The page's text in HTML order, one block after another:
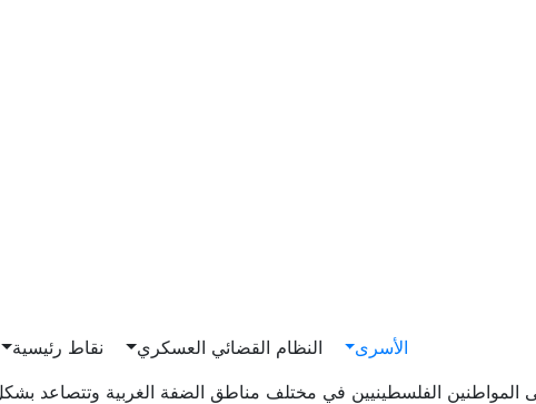
Main navigation
الأسرى النظام القضائي العسكري نقاط رئيسية
الفلسطينيين في مختلف مناطق الضفة الغربية وتتصاعد